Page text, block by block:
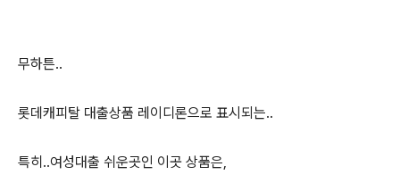
무하튼..
롯데캐피탈 대출상품 레이디론으로 표시되는..
특히..여성대출 쉬운곳인 이곳 상품은,